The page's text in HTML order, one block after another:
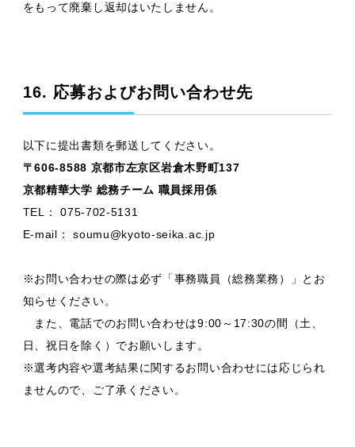
をもって廃棄し返却はいたしません。
16. 応募およびお問い合わせ先
以下に提出書類を郵送してください。
〒606-8588 京都市左京区岩倉木野町137
京都精華大学 総務チーム 職員採用係
TEL： 075-702-5131
E-mail： soumu@kyoto-seika.ac.jp
※お問い合わせの際は必ず「事務職員（総務業務）」とお
知らせください。
また、電話でのお問い合わせは9:00～17:30の間（土、
日、祝日を除く）でお願いします。
※選考内容や選考結果に関するお問い合わせには応じられ
ませんので、ご了承ください。